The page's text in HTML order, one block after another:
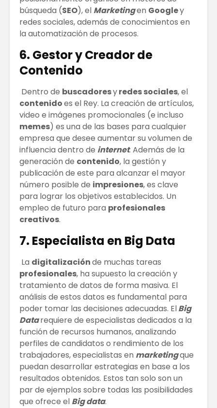
búsqueda (SEO), el Marketingen Googley
redes sociales, además de conocimientos en
la automatización de procesos.
6. Gestor y Creador de
Contenido
Dentro de buscadoresyredes sociales, el
contenidoes el Rey. La creación de artículos,
video e imágenes promocionales (e incluso
memes) es una de las bases para cualquier
empresa que desee aumentar su volumen de
influencia dentro de internet. Además de la
generación de contenido, la gestión y
publicación de este para alcanzar el mayor
número posible de impresiones, es clave
para lograr los objetivos establecidos. Un
empleo de futuro para profesionales
creativos.
7. Especialista en Big Data
La digitalizaciónde muchas tareas
profesionales, ha supuesto la creación y
tratamiento de datos de forma masiva. El
análisis de estos datos es fundamental para
poder tomar las decisiones adecuadas. ElBig
Datarequiere de especialistas dedicados a la
función de recursos humanos, analizando
perfiles de candidatos o rendimiento de los
trabajadores, especialistas en marketingque
puedan desarrollar estrategias en base a los
resultados obtenidos. Estos tan solo son un
par de ejemplos sobre todas las posibilidades
que ofrece el Big data.